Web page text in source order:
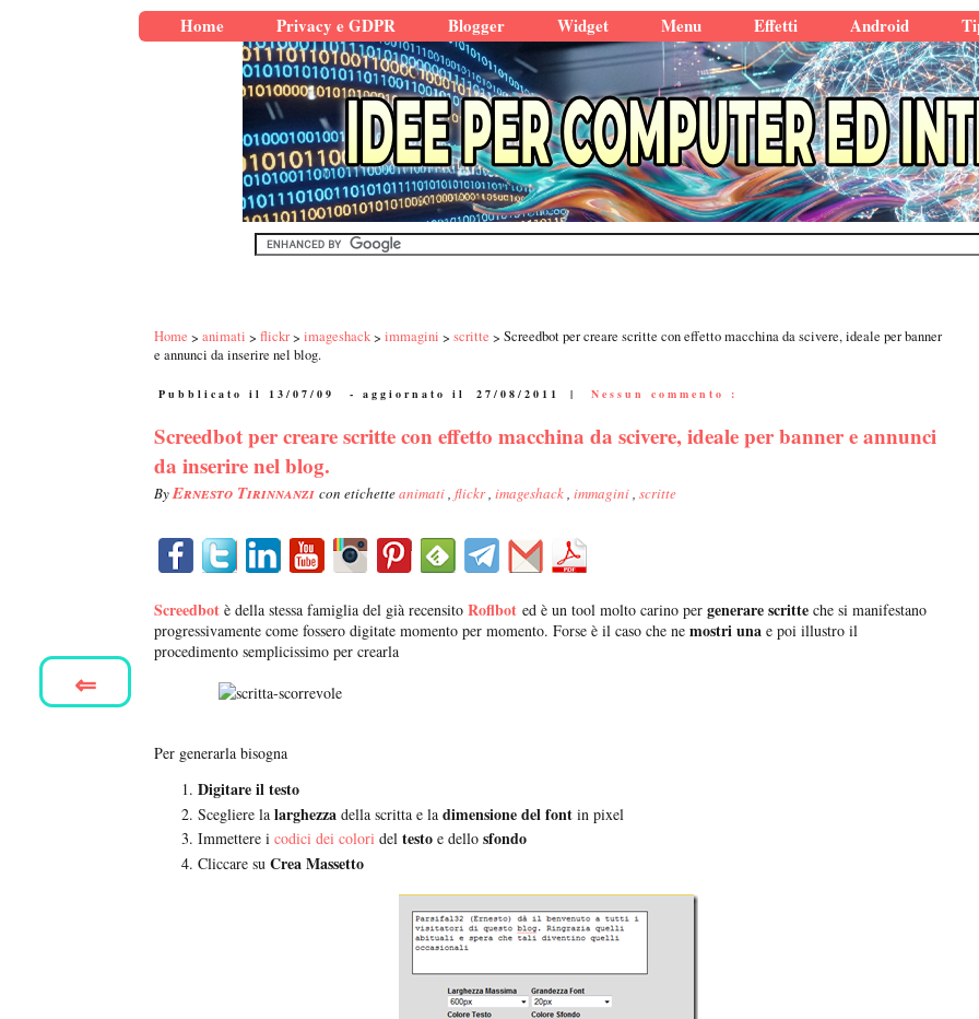
Home Privacy e GDPR Blogger Widget Menu Effetti Android
Home animati flickr imageshack immagini scritte
Screedbot per creare scritte con effetto macchina da scivere, ideale per banner
e annunci da inserire nel blog.
Pubblicato il 13/07/09 - aggiornato il 27/08/2011 | Nessun commento :
Screedbot per creare scritte con effetto macchina da scivere, ideale per banner e annunci
da inserire nel blog.
ByErnesto Tirinnanzi con etichetteanimati, flickr, imageshack, immagini, scritte
Screedbot è della stessa famiglia del già recensito Roflbot ed è un tool molto carino per generare scritte che si manifestano
progressivamente come fossero digitate momento per momento. Forse è il caso che ne mostri una e poi illustro il
procedimento semplicissimo per crearla
Per generarla bisogna
Digitare il testo
Scegliere la larghezza della scritta e la dimensione del font in pixel
Immettere i codici dei colori del testo e dello sfondo
Cliccare su Crea Massetto
⇐